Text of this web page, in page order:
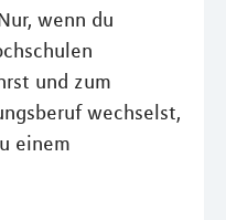
wenn du
und zum
wechselst,
einem